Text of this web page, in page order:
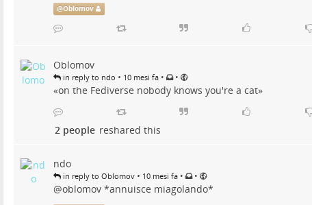
@Oblomov
Oblomov
in reply to ndo • 10 mesi fa • •
«on the Fediverse nobody knows you're a cat»
2 people reshared this
ndo
in reply to Oblomov • 10 mesi fa • •
@oblomov*annuisce miagolando*